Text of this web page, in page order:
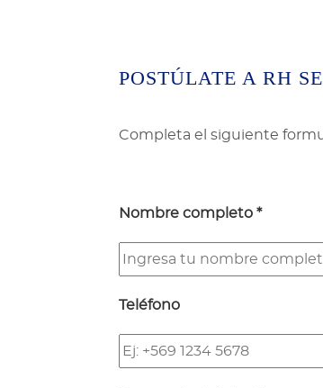
POSTÚLATE A RH
Completa el siguiente
Nombre completo *
Teléfono